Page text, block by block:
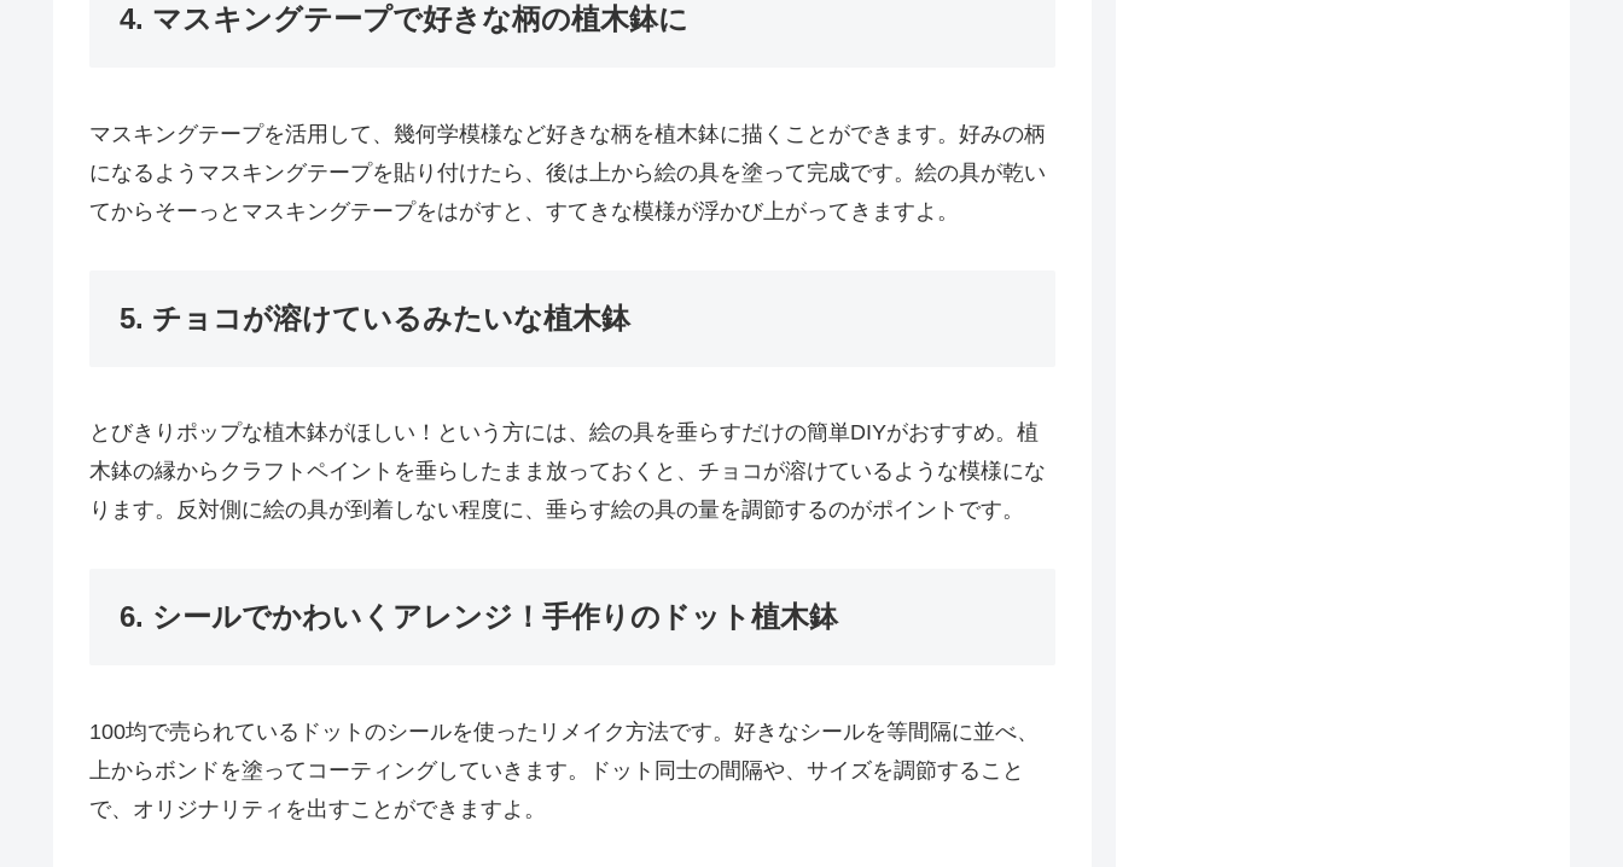
4. マスキングテープで好きな柄の植木鉢に
マスキングテープを活用して、幾何学模様など好きな柄を植木鉢に描くことができます。好みの柄
になるようマスキングテープを貼り付けたら、後は上から絵の具を塗って完成です。絵の具が乾い
てからそーっとマスキングテープをはがすと、すてきな模様が浮かび上がってきますよ。
5. チョコが溶けているみたいな植木鉢
とびきりポップな植木鉢がほしい！という方には、絵の具を垂らすだけの簡単DIYがおすすめ。植
木鉢の縁からクラフトペイントを垂らしたまま放っておくと、チョコが溶けているような模様にな
ります。反対側に絵の具が到着しない程度に、垂らす絵の具の量を調節するのがポイントです。
6. シールでかわいくアレンジ！手作りのドット植木鉢
100均で売られているドットのシールを使ったリメイク方法です。好きなシールを等間隔に並べ、
上からボンドを塗ってコーティングしていきます。ドット同士の間隔や、サイズを調節すること
で、オリジナリティを出すことができますよ。